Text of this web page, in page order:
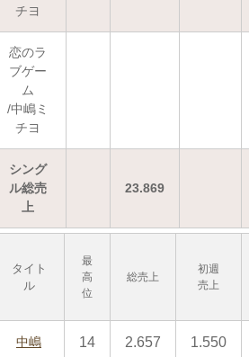
チヨ
恋のラ
ブゲー
ム
/中嶋ミ
チヨ
シング
ル総売
上
23.869
タイト
ル
最
高
位
総売上
初週
売上
中嶋 14 2.657 1.550